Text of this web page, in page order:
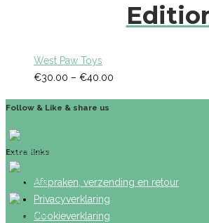
West Paw Toys
€30.00 – €40.00
Follow & Like & share us
Extra links
Afspraken, verzending en retour
Privacyverklaring
Cookieverklaring